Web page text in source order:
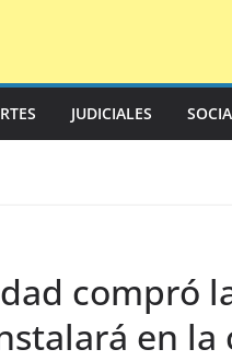
JUDICIALES
compró
en